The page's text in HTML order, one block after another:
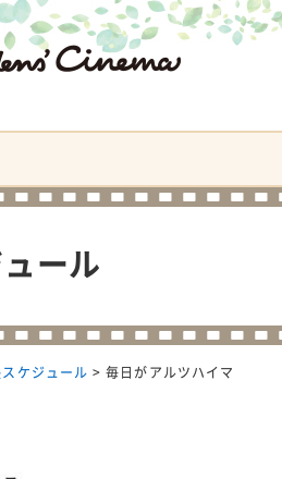
ール
ケジュール >毎日がアルツハイマ